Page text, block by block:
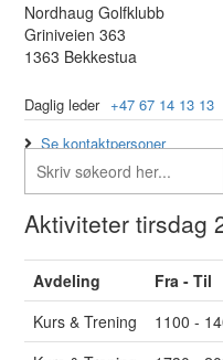
Nordhaug Golfklubb
Griniveien 363
1363 Bekkestua
Daglig leder +47 67 14 13 13
Se kontaktpersoner
Aktiviteter tirsdag
Avdeling Fra - Til
Kurs & Trening
1100 -